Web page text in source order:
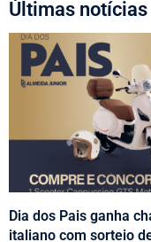
Últimas notícias
Dia dos Pais ganha
italiano com sorteio